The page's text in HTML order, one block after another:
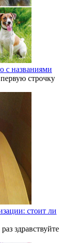
с названиями
строчку
стоит ли
здравствуйте